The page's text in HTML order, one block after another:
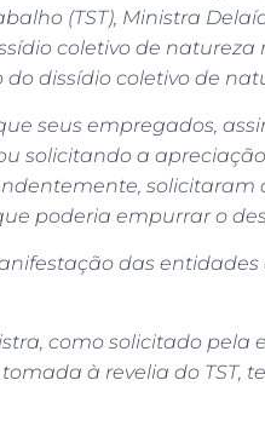
(TST), Ministra
coletivo de
dissídio coletivo de
seus empregados,
solicitando a
poderia empurrar o
das
como solicitado pela
à revelia do TST,